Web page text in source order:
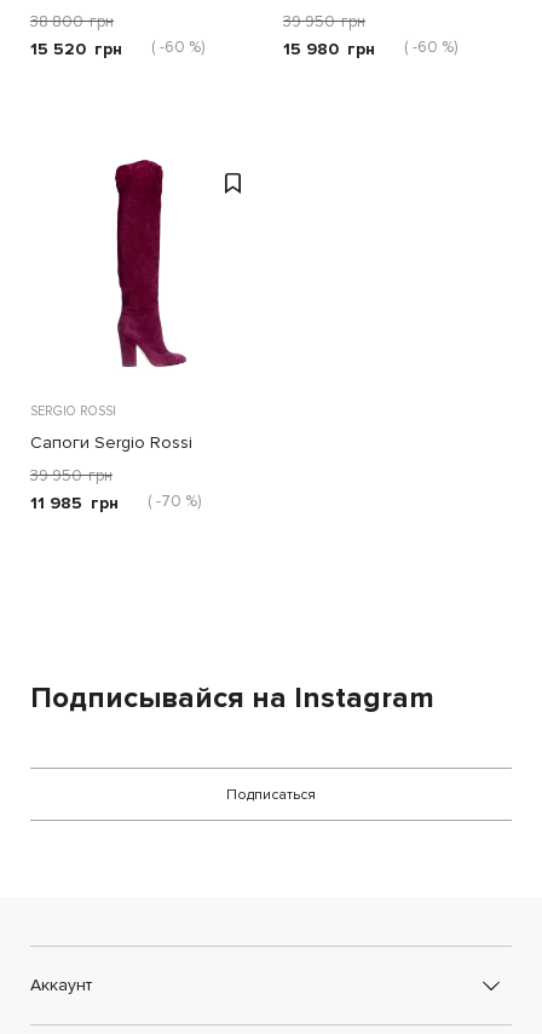
бежевые
38 800 грн
15 520 грн ( -60 %)
чёрные
39 950 грн
15 980 грн ( -60 %)
SERGIO ROSSI
Сапоги Sergio Rossi
бордовые
39 950 грн
11 985 грн ( -70 %)
Подписывайся на Instagram
Подписаться
Аккаунт